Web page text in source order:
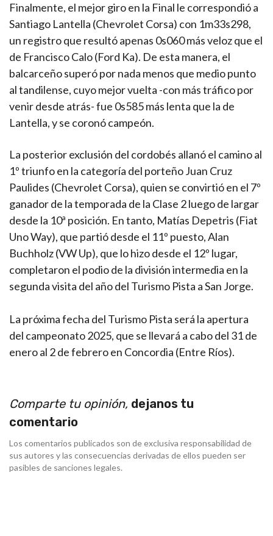
Finalmente, el mejor giro en la Final le correspondió a
Santiago Lantella (Chevrolet Corsa) con 1m33s298,
un registro que resultó apenas 0s060 más veloz que el
de Francisco Calo (Ford Ka). De esta manera, el
balcarceño superó por nada menos que medio punto
al tandilense, cuyo mejor vuelta -con más tráfico por
venir desde atrás- fue 0s585 más lenta que la de
Lantella, y se coronó campeón.
La posterior exclusión del cordobés allanó el camino al
1º triunfo en la categoría del porteño Juan Cruz
Paulides (Chevrolet Corsa), quien se convirtió en el 7º
ganador de la temporada de la Clase 2 luego de largar
desde la 10ª posición. En tanto, Matías Depetris (Fiat
Uno Way), que partió desde el 11º puesto, Alan
Buchholz (VW Up), que lo hizo desde el 12º lugar,
completaron el podio de la división intermedia en la
segunda visita del año del Turismo Pista a San Jorge.
La próxima fecha del Turismo Pista será la apertura
del campeonato 2025, que se llevará a cabo del 31 de
enero al 2 de febrero en Concordia (Entre Ríos).
Comparte tu opinión, dejanos tu
comentario
Los comentarios publicados son de exclusiva responsabilidad de
sus autores y las consecuencias derivadas de ellos pueden ser
pasibles de sanciones legales.